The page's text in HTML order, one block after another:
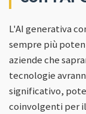
L'AI generativa
sempre più
aziende che
tecnologie
significativo,
coinvolgenti per